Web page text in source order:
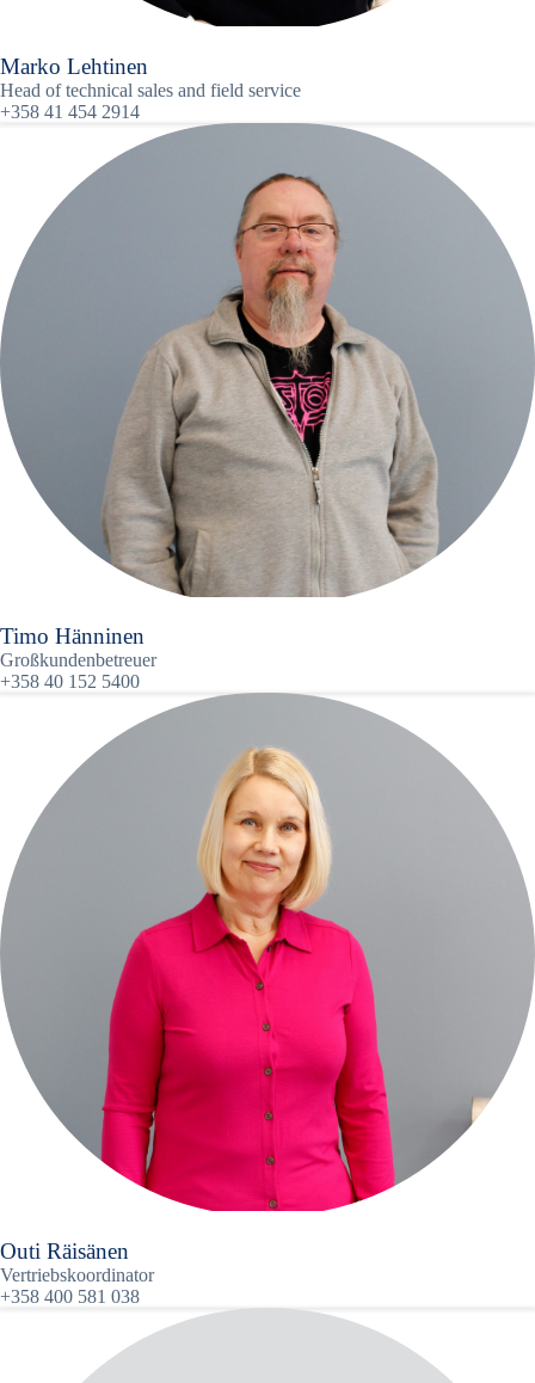
Marko Lehtinen
Head of technical sales and field service
+358 41 454 2914
Timo Hänninen
Großkundenbetreuer
+358 40 152 5400
Outi Räisänen
Vertriebskoordinator
+358 400 581 038